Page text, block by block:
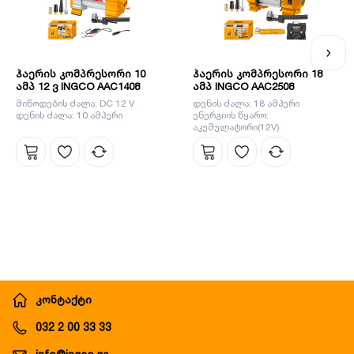
ბაზარზე.
ჰაერის კომპრესორი 10
ამპ 12 ვ INGCO AAC1408
მიწოდების ძალა: DC 12 V
დენის ძალა: 10 ამპერი
ჰაერის კომპრესორი 18
ამპ INGCO AAC2508
დენის ძალა: 18 ამპერი
ენერგიის წყარო:
აკუმულატორი(12V)
მაქსიმალური წნევა: 8 ბარი
(120 პასკალი)
კონტაქტი
032 2 00 33 33